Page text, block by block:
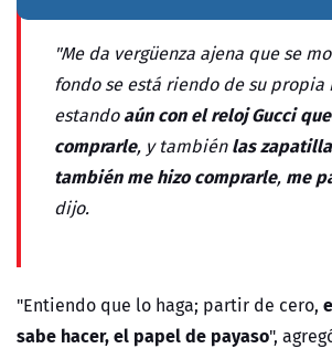
"Me da vergüenza ajena que se
fondo se está riendo de su
estando aún con el reloj Gucci
comprarle, y también las
también me hizo comprarle, me
dijo.
"Entiendo que lo haga; partir de cero,
sabe hacer, el papel de payaso",